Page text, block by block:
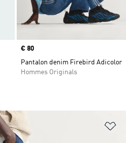
Prix
€ 80
Pantalon denim Firebird Adicolor
Hommes Originals